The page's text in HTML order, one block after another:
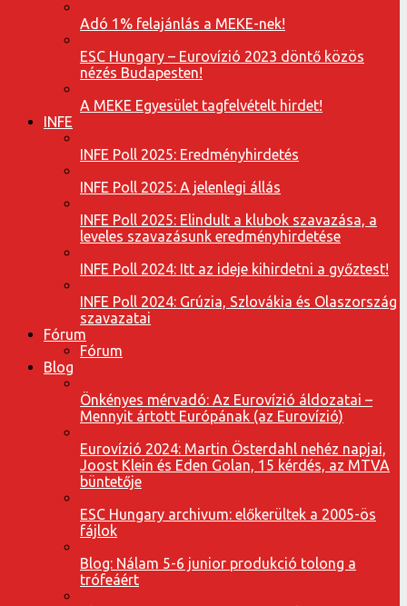
Adó 1% felajánlás a MEKE-nek!
ESC Hungary – Eurovízió 2023 döntő közös
nézés Budapesten!
A MEKE Egyesület tagfelvételt hirdet!
INFE
INFE Poll 2025: Eredményhirdetés
INFE Poll 2025: A jelenlegi állás
INFE Poll 2025: Elindult a klubok szavazása, a
leveles szavazásunk eredményhirdetése
INFE Poll 2024: Itt az ideje kihirdetni a győztest!
INFE Poll 2024: Grúzia, Szlovákia és Olaszország
szavazatai
Fórum
Fórum
Blog
Önkényes mérvadó: Az Eurovízió áldozatai –
Mennyit ártott Európának (az Eurovízió)
Eurovízió 2024: Martin Österdahl nehéz napjai,
Joost Klein és Eden Golan, 15 kérdés, az MTVA
büntetője
ESC Hungary archivum: előkerültek a 2005-ös
fájlok
Blog: Nálam 5-6 junior produkció tolong a
trófeáért